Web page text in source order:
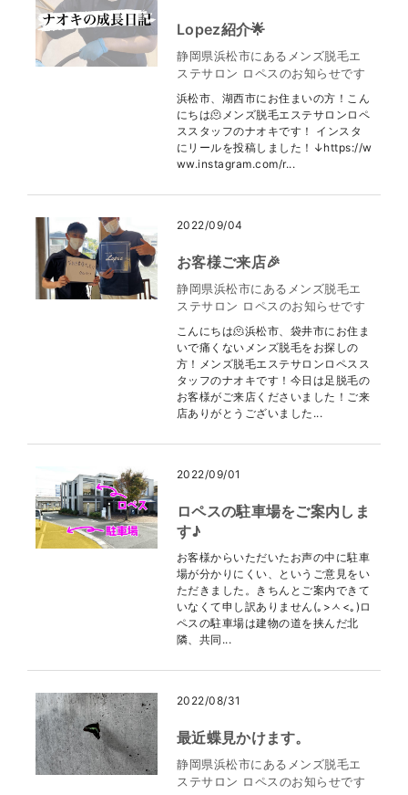
Lopez紹介🌟
静岡県浜松市にあるメンズ脱毛エ
ステサロン ロペスのお知らせです
浜松市、湖西市にお住まいの方！こん
にちは🫠メンズ脱毛エステサロンロペ
ススタッフのナオキです！ インスタ
にリールを投稿しました！↓https://w
ww.instagram.com/r...
2022/09/04
お客様ご来店🎉
静岡県浜松市にあるメンズ脱毛エ
ステサロン ロペスのお知らせです
こんにちは🫠浜松市、袋井市にお住ま
いで痛くないメンズ脱毛をお探しの
方！メンズ脱毛エステサロンロペスス
タッフのナオキです！今日は足脱毛の
お客様がご来店くださいました！ご来
店ありがとうございました...
2022/09/01
ロペスの駐車場をご案内しま
す♪
お客様からいただいたお声の中に駐車
場が分かりにくい、というご意見をい
ただきました。きちんとご案内できて
いなくて申し訳ありません(｡>ㅅ<｡)ロ
ペスの駐車場は建物の道を挟んだ北
隣、共同...
2022/08/31
最近蝶見かけます。
静岡県浜松市にあるメンズ脱毛エ
ステサロン ロペスのお知らせです